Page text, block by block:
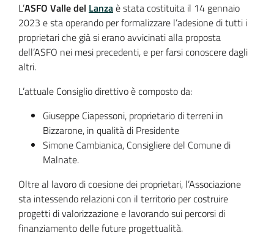
L’ASFO Valle del Lanzaè stata costituita il 14 gennaio
2023 e sta operando per formalizzare l’adesione di tutti i
proprietari che già si erano avvicinati alla proposta
dell’ASFO nei mesi precedenti, e per farsi conoscere dagli
altri.
L’attuale Consiglio direttivo è composto da:
Giuseppe Ciapessoni, proprietario di terreni in
Bizzarone, in qualità di Presidente
Simone Cambianica, Consigliere del Comune di
Malnate.
Oltre al lavoro di coesione dei proprietari, l’Associazione
sta intessendo relazioni con il territorio per costruire
progetti di valorizzazione e lavorando sui percorsi di
finanziamento delle future progettualità.